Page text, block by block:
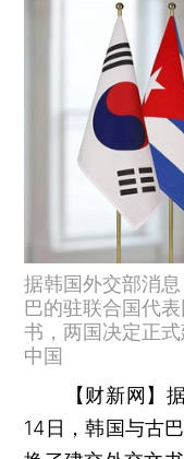
据韩国外交部消
巴的驻联合国代
书，两国决定正
中国
【财新网】
14日，韩国与古